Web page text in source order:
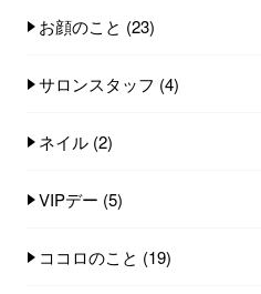
お顔のこと (23)
サロンスタッフ (4)
ネイル (2)
VIPデー (5)
ココロのこと (19)